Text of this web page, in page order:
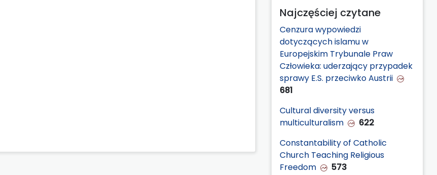
Najczęściej czytane
Cenzura wypowiedzi
dotyczących islamu w
Europejskim Trybunale Praw
Człowieka: uderzający przypadek
sprawy E.S. przeciwko Austrii
681
Cultural diversity versus
multiculturalism
622
Constantability of Catholic
Church Teaching Religious
Freedom
573